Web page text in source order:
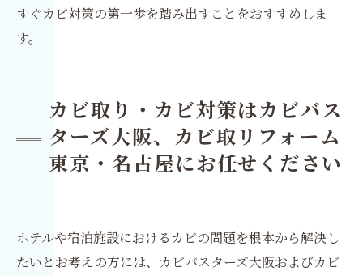
すぐカビ対策の第一歩を踏み出すことをおすすめしま
す。
カビ取り・カビ対策はカビバス
ターズ大阪、カビ取リフォーム
東京・名古屋にお任せください
ホテルや宿泊施設におけるカビの問題を根本から解決し
たいとお考えの方には、カビバスターズ大阪およびカビ